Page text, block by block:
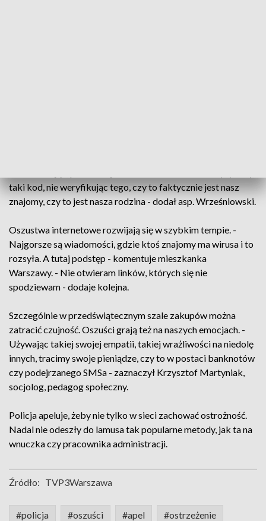
taki kod, nie weryfikując tego, czy to faktycznie jest nasz
znajomy, czy to jest nasza rodzina - dodał asp. Wrześniowski.
Oszustwa internetowe rozwijają się w szybkim tempie. -
Najgorsze są wiadomości, gdzie ktoś znajomy ma wirusa i to
rozsyła. A tutaj podstęp - komentuje mieszkanka
Warszawy. - Nie otwieram linków, których się nie
spodziewam - dodaje kolejna.
Szczególnie w przedświątecznym szale zakupów można
zatracić czujność. Oszuści grają też na naszych emocjach. -
Używając takiej swojej empatii, takiej wrażliwości na niedolę
innych, tracimy swoje pieniądze, czy to w postaci banknotów
czy podejrzanego SMSa - zaznaczył Krzysztof Martyniak,
socjolog, pedagog społeczny.
Policja apeluje, żeby nie tylko w sieci zachować ostrożność.
Nadal nie odeszły do lamusa tak popularne metody, jak ta na
wnuczka czy pracownika administracji.
Źródło: TVP3Warszawa
#policja #oszuści #apel #ostrzeżenie